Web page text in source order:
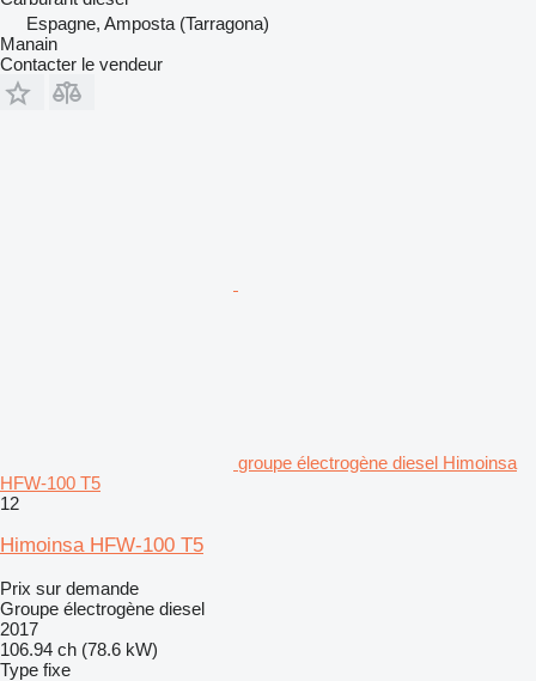
Espagne, Amposta (Tarragona)
Manain
Contacter le vendeur
groupe électrogène diesel Himoinsa
HFW-100 T5
12
Himoinsa HFW-100 T5
Prix sur demande
Groupe électrogène diesel
2017
106.94 ch (78.6 kW)
Type fixe